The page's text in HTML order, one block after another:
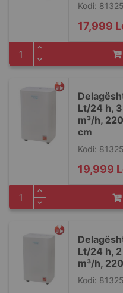
Kodi:
Special
Price
17,999
Lt/24 h,
m³/h,
cm
Kodi:
Special
Price
19,999
Lt/24 h,
m³/h,
Kodi: